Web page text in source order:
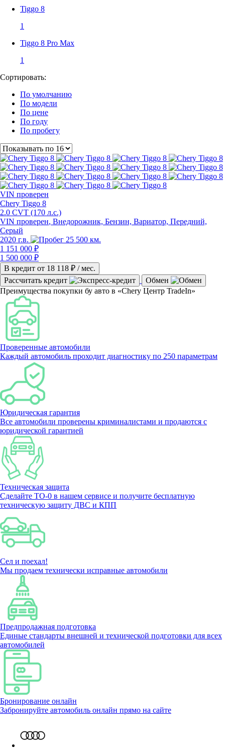
Tiggo 8
1
Tiggo 8 Pro Max
1
Сортировать:
По умолчанию
По модели
По цене
По году
По пробегу
VIN проверен
Chery Tiggo 8
2.0 CVT (170 л.с.)
VIN проверен, Внедорожник, Бензин, Вариатор, Передний,
Серый
2020 г.в.
25 500 км.
1 151 000 ₽
1 500 000 ₽
В кредит от 18 118 ₽ / мес.
Рассчитать кредит
Обмен
Преимущества покупки бу авто в «Chery Центр TradeIn»
Проверенные автомобили
Каждый автомобиль проходит диагностику по 250 параметрам
Юридическая гарантия
Все автомобили проверены криминалистами и продаются с
юридической гарантией
Техническая защита
Сделайте ТО-0 в нашем сервисе и получите бесплатную
техническую защиту ДВС и КПП
Сел и поехал!
Мы продаем технически исправные автомобили
Предпродажная подготовка
Единые стандарты внешней и технической подготовки для всех
автомобилей
Бронирование онлайн
Забронируйте автомобиль онлайн прямо на сайте